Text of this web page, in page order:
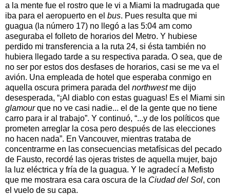
a la mente fue el rostro que le vi a Miami la madrugada que
iba para el aeropuerto en el bus. Pues resulta que mi
guagua (la número 17) no llegó a las 5:04 am como
aseguraba el folleto de horarios del Metro. Y hubiese
perdido mi transferencia a la ruta 24, si ésta también no
hubiera llegado tarde a su respectiva parada. O sea, que de
no ser por estos dos desfases de horarios, casi se me va el
avión. Una empleada de hotel que esperaba conmigo en
aquella oscura primera parada del northwestme dijo
desesperada, “¡Al diablo con estas guaguas! Es el Miami sin
glamourque no ve casi nadie... el de la gente que no tiene
carro para ir al trabajo”. Y continuó, “...y de los políticos que
prometen arreglar la cosa pero después de las elecciones
no hacen nada”. En Vancouver, mientras trataba de
concentrarme en las consecuencias metafísicas del pecado
de Fausto, recordé las ojeras tristes de aquella mujer, bajo
la luz eléctrica y fría de la guagua. Y le agradecí a Mefisto
que me mostrara esa cara oscura de la Ciudad del Sol, con
el vuelo de su capa.